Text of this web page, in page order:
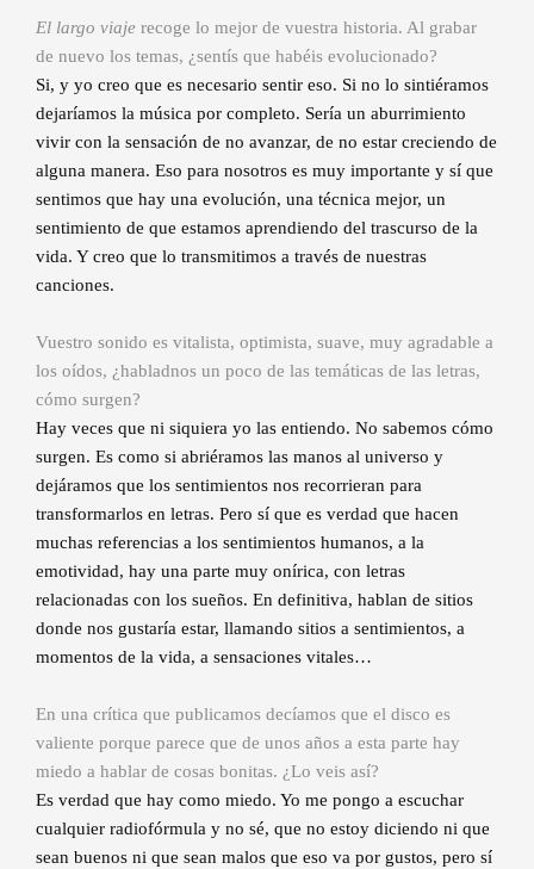
El largo viaje recoge lo mejor de vuestra historia. Al grabar
de nuevo los temas, ¿sentís que habéis evolucionado?
Si, y yo creo que es necesario sentir eso. Si no lo sintiéramos
dejaríamos la música por completo. Sería un aburrimiento
vivir con la sensación de no avanzar, de no estar creciendo de
alguna manera. Eso para nosotros es muy importante y sí que
sentimos que hay una evolución, una técnica mejor, un
sentimiento de que estamos aprendiendo del trascurso de la
vida. Y creo que lo transmitimos a través de nuestras
canciones.
Vuestro sonido es vitalista, optimista, suave, muy agradable a
los oídos, ¿habladnos un poco de las temáticas de las letras,
cómo surgen?
Hay veces que ni siquiera yo las entiendo. No sabemos cómo
surgen. Es como si abriéramos las manos al universo y
dejáramos que los sentimientos nos recorrieran para
transformarlos en letras. Pero sí que es verdad que hacen
muchas referencias a los sentimientos humanos, a la
emotividad, hay una parte muy onírica, con letras
relacionadas con los sueños. En definitiva, hablan de sitios
donde nos gustaría estar, llamando sitios a sentimientos, a
momentos de la vida, a sensaciones vitales…
En una crítica que publicamos decíamos que el disco es
valiente porque parece que de unos años a esta parte hay
miedo a hablar de cosas bonitas. ¿Lo veis así?
Es verdad que hay como miedo. Yo me pongo a escuchar
cualquier radiofórmula y no sé, que no estoy diciendo ni que
sean buenos ni que sean malos que eso va por gustos, pero sí